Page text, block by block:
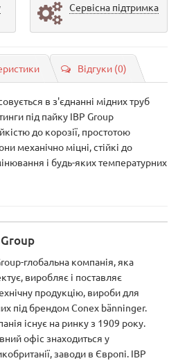
Сервісна підтримка
Відгуки (0)
в з'єднанні мідних труб
під пайку IBP Group
до корозії, простотою
механічно міцні, стійкі до
і будь-яких температурних
глобальна компанія, яка
виробляє і поставляє
продукцію, вироби для
під брендом Conex bänninger.
існує на ринку з 1909 року.
офіс знаходиться у
заводи в Європі. IBP